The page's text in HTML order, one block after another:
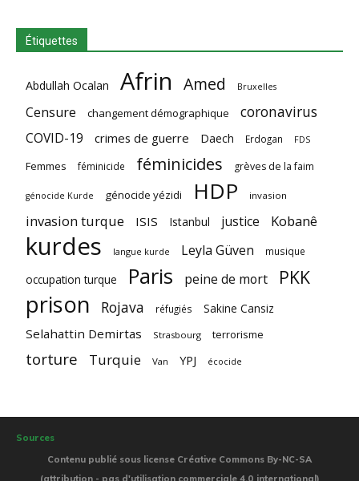
Étiquettes
Abdullah Ocalan Afrin Amed Bruxelles
Censure changement démographique coronavirus
COVID-19 crimes de guerre Daech Erdogan FDS
Femmes féminicide féminicides grèves de la faim
génocide Kurde génocide yézidi HDP invasion
invasion turque ISIS Istanbul justice Kobanê
kurdes langue kurde Leyla Güven musique
occupation turque Paris peine de mort PKK
prison Rojava réfugiés Sakine Cansiz
Selahattin Demirtas Strasbourg terrorisme
torture Turquie Van YPJ écocide
Sources
Contenu publié sous license Créative Commons By-NC-SA
(attribution - pas d'utilisation commerciale 4.0 international)